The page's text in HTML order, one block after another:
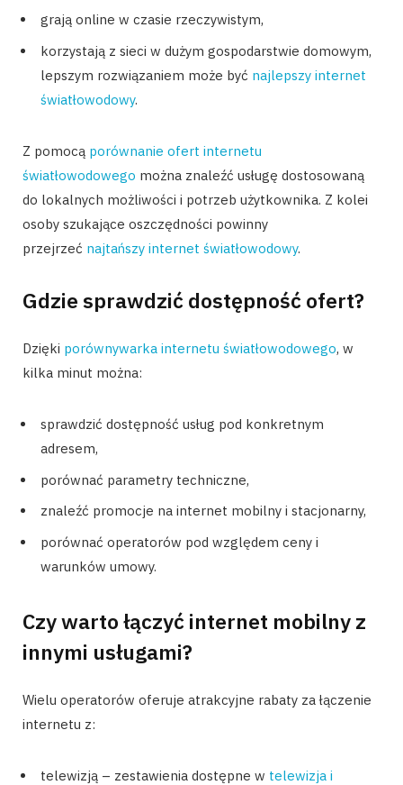
grają online w czasie rzeczywistym,
korzystają z sieci w dużym gospodarstwie domowym,
lepszym rozwiązaniem może być najlepszy internet
światłowodowy.
Z pomocą porównanie ofert internetu
światłowodowego można znaleźć usługę dostosowaną
do lokalnych możliwości i potrzeb użytkownika. Z kolei
osoby szukające oszczędności powinny
przejrzeć najtańszy internet światłowodowy.
Gdzie sprawdzić dostępność ofert?
Dzięki porównywarka internetu światłowodowego, w
kilka minut można:
sprawdzić dostępność usług pod konkretnym
adresem,
porównać parametry techniczne,
znaleźć promocje na internet mobilny i stacjonarny,
porównać operatorów pod względem ceny i
warunków umowy.
Czy warto łączyć internet mobilny z
innymi usługami?
Wielu operatorów oferuje atrakcyjne rabaty za łączenie
internetu z:
telewizją – zestawienia dostępne w telewizja i